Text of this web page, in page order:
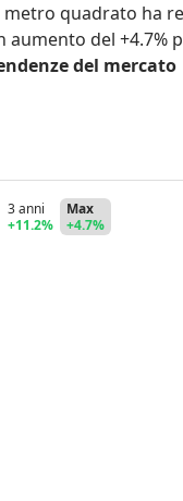
metro quadrato ha
aumento del +4.7%
del mercato
3 anni
+11.2%
Max
+4.7%